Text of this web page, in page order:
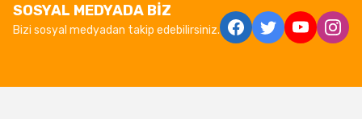
SOSYAL MEDYADA BİZ
Bizi sosyal medyadan takip edebilirsiniz.